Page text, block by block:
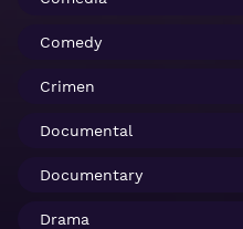
Comedy
Crimen
Documental
Documentary
Drama